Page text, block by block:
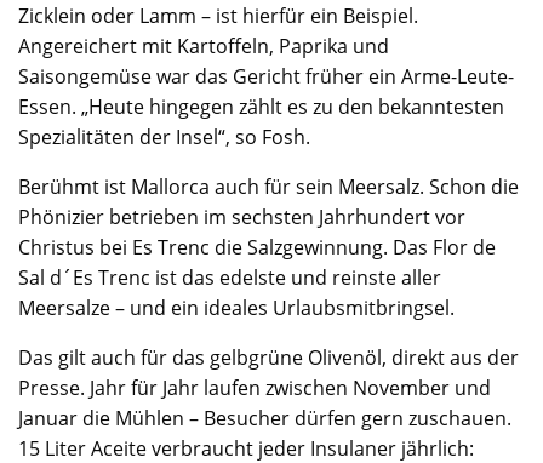
Zicklein oder Lamm – ist hierfür ein Beispiel.
Angereichert mit Kartoffeln, Paprika und
Saisongemüse war das Gericht früher ein Arme-Leute-
Essen. „Heute hingegen zählt es zu den bekanntesten
Spezialitäten der Insel“, so Fosh.
Berühmt ist Mallorca auch für sein Meersalz. Schon die
Phönizier betrieben im sechsten Jahrhundert vor
Christus bei Es Trenc die Salzgewinnung. Das Flor de
Sal d´Es Trenc ist das edelste und reinste aller
Meersalze – und ein ideales Urlaubsmitbringsel.
Das gilt auch für das gelbgrüne Olivenöl, direkt aus der
Presse. Jahr für Jahr laufen zwischen November und
Januar die Mühlen – Besucher dürfen gern zuschauen.
15 Liter Aceite verbraucht jeder Insulaner jährlich: